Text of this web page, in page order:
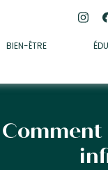
BIEN-ÊTRE
• SOMMEIL
• MÉDECINE DOUCE